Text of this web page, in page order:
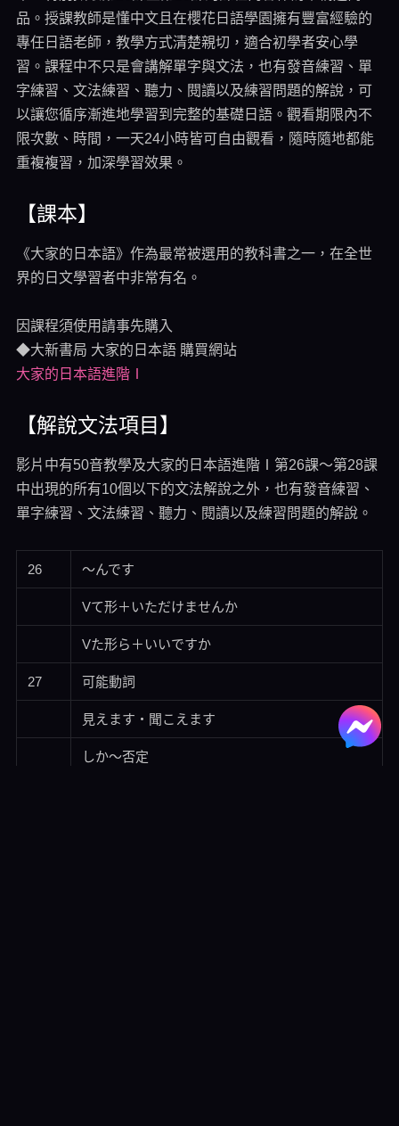
品。授課教師是懂中文且在櫻花日語學園擁有豐富經驗的
專任日語老師，教學方式清楚親切，適合初學者安心學
習。課程中不只是會講解單字與文法，也有發音練習、單
字練習、文法練習、聽力、閱讀以及練習問題的解說，可
以讓您循序漸進地學習到完整的基礎日語。觀看期限內不
限次數、時間，一天24小時皆可自由觀看，隨時隨地都能
重複複習，加深學習效果。
【課本】
《大家的日本語》作為最常被選用的教科書之一，在全世
界的日文學習者中非常有名。
因課程須使用請事先購入
◆大新書局 大家的日本語 購買網站
大家的日本語進階Ⅰ
【解說文法項目】
影片中有50音教學及大家的日本語進階Ⅰ第26課～第28課
中出現的所有10個以下的文法解說之外，也有發音練習、
單字練習、文法練習、聽力、閱讀以及練習問題的解說。
26 ～んです
Vて形＋いただけませんか
Vた形ら＋いいですか
27 可能動詞
見えます・聞こえます
しか～否定